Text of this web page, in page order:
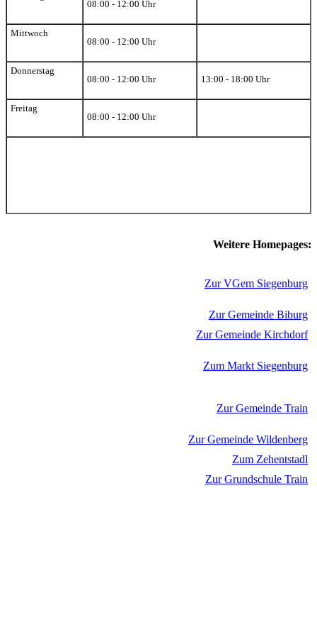
08:00 - 12:00 Uhr
Mittwoch
08:00 - 12:00 Uhr
Donnerstag
08:00 - 12:00 Uhr
13:00 - 18:00 Uhr
Freitag
08:00 - 12:00 Uhr
Weitere Homepages:
Zur VGem Siegenburg
Zur Gemeinde Biburg
Zur Gemeinde Kirchdorf
Zum Markt Siegenburg
Zur Gemeinde Train
Zur Gemeinde Wildenberg
Zum Zehentstadl
Zur Grundschule Train